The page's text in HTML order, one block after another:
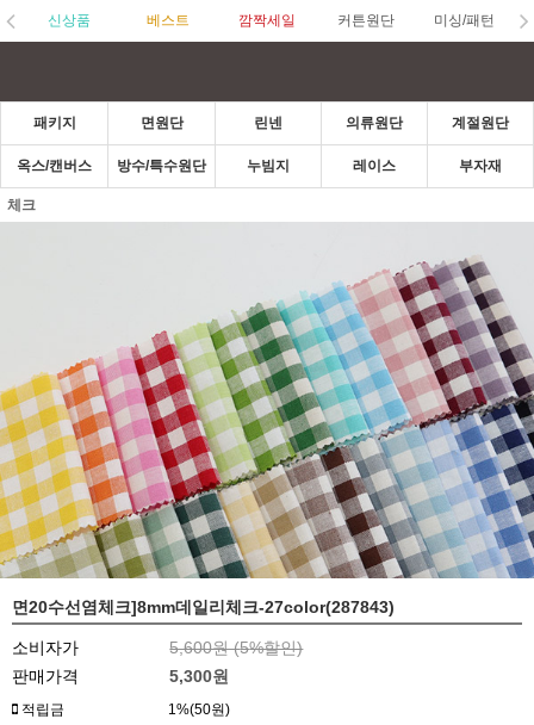
신상품 베스트 깜짝세일 커튼원단 미싱/패턴
패키지 면원단 린넨 의류원단 계절원단
옥스/캔버스 방수/특수원단 누빔지 레이스 부자재
체크
면20수선염체크]8mm데일리체크-27color(287843)
소비자가 5,600원 (5%할인)
판매가격
5,300원
적립금 1%(50원)